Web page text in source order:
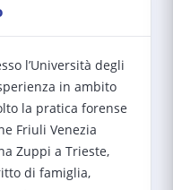
l’Università degli
in ambito
la pratica forense
Friuli Venezia
Zuppi a Trieste,
di famiglia,